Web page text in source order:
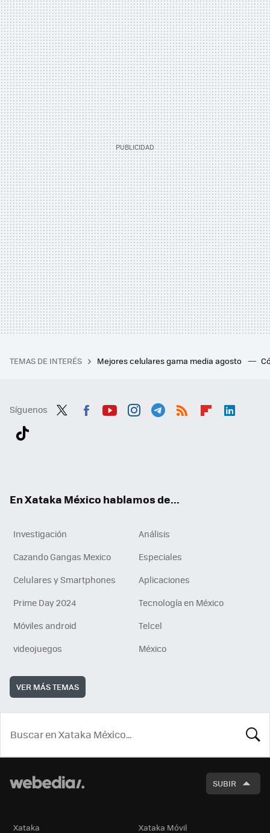
TEMAS DE INTERÉS Mejores celulares gama media agosto
Síguenos
En Xataka México hablamos de...
Investigación
Análisis
Cazando Gangas Mexico
Especiales
Celulares y Smartphones
Aplicaciones
Prime Day 2024
Tecnología en México
Móviles android
Telcel
videojuegos
México
VER MÁS TEMAS
SUBIR
Xataka Xataka Móvil